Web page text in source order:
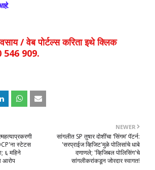
/ वेब पोर्टल्स करिता इथे क्लिक
546 909.
NEWER
सांगलीत SP तुषार दोशींचा ‘सिंगम’ पॅटर्न:
'सरप्राईज व्हिजिट'मुळे पोलिसांचे धाबे
दणाणले; 'व्हिजिबल पोलिसिंग'चे
सांगलीकरांकडून जोरदार स्वागत!​
स्टेटस
६ महिने
आरोप